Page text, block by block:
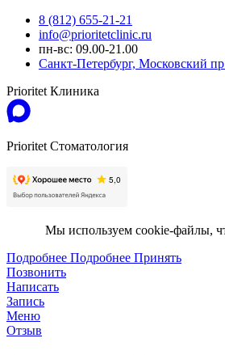
8 (812) 655-21-21
info@prioritetclinic.ru
пн-вс: 09.00-21.00
Санкт-Петербург, Московский
Prioritet Клиника
Prioritet Стоматология
Мы используем cookie-файлы,
Подробнее Подробнее Принять
Позвонить
Написать
Запись
Меню
Отзыв